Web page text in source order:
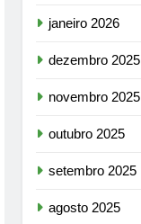
janeiro 2026
dezembro 2025
novembro 2025
outubro 2025
setembro 2025
agosto 2025